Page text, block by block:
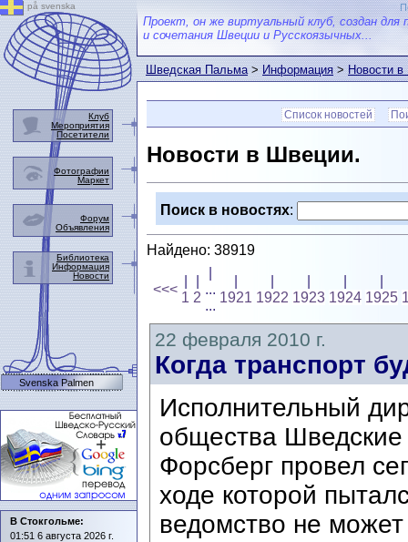
Проект, он же виртуальный клуб, создан для
и сочетания Швеции и Русскоязычных...
Шведская Пальма>Информация>Новости
Список новостей
Новости в Швеции.
Поиск в новостях:
Найдено: 38919
<<<
1 2
...
...
1921 1922 1923 1924 1925
22 февраля 2010 г.
Когда транспорт
Исполнительный
общества
Форсберг провел
ходе которой
ведомство не
på svenska
Клуб
Мероприятия
Посетители
Фотографии
Маркет
Форум
Объявления
Библиотека
Информация
Новости
Svenska Palmen
В Стокгольме:
01:51 6 августа 2026 г.